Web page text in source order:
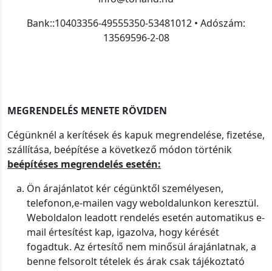
Bank::10403356-49555350-53481012 • Adószám:
13569596-2-08
MEGRENDELÉS MENETE RÖVIDEN
Cégünknél a kerítések és kapuk megrendelése, fizetése,
szállítása, beépítése a következő módon történik
beépítéses megrendelés esetén:
Ön árajánlatot kér cégünktől személyesen,
telefonon,e-mailen vagy weboldalunkon keresztül.
Weboldalon leadott rendelés esetén automatikus e-
mail értesítést kap, igazolva, hogy kérését
fogadtuk. Az értesítő nem minősül árajánlatnak, a
benne felsorolt tételek és árak csak tájékoztató